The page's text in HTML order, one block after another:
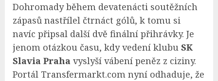
Dohromady během devatenácti soutěžních
zápasů nastřílel čtrnáct gólů, k tomu si
navíc připsal další dvě finální přihrávky. Je
jenom otázkou času, kdy vedení klubu SK
Slavia Praha vyslyší vábení peněz z ciziny.
Portál Transfermarkt.com nyní odhaduje, že